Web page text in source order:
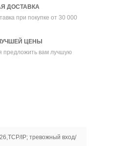
ДОСТАВКА
при покупке от 30 000
ЦЕНЫ
предложить вам лучшую
IP; тревожный вход/